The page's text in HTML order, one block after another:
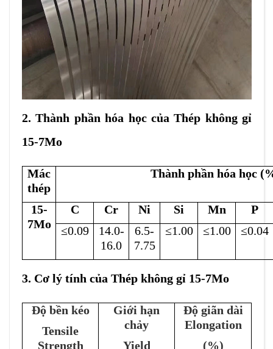
2. Thành phần hóa học của Thép không gỉ
15-7Mo
Mác
thép
Thành phần hóa học
15-
7Mo
C Cr Ni Si Mn
P
≤0.09
14.0-
16.0
6.5-
7.75
≤1.00 ≤1.00 ≤0.04
3. Cơ lý tính của Thép không gỉ 15-7Mo
Độ bền kéo
Tensile
Strength
Giới hạn
chảy
Yield
Độ giãn dài
Elongation
(%)